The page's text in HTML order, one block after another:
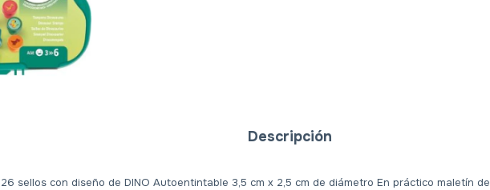
Descripción
26 sellos con diseño de DINO Autoentintable 3,5 cm x 2,5 cm de diámetro En práctico maletín